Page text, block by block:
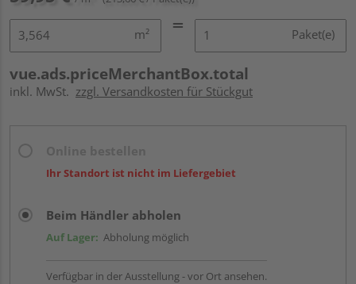
m² Paket(e)
vue.ads.priceMerchantBox.total
inkl. MwSt. zzgl. Versandkosten für Stückgut
Ihr Standort ist nicht im Liefergebiet
Beim Händler abholen
Auf Lager: Abholung möglich
Verfügbar in der Ausstellung - vor Ort ansehen.